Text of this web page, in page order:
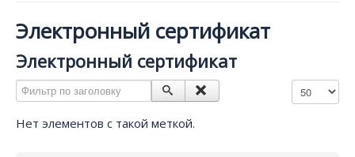
Текущие акции
Форум
Электронный сертификат
Электронный сертификат
Фильтр по заголовку Кол-во
Нет элементов с такой меткой.